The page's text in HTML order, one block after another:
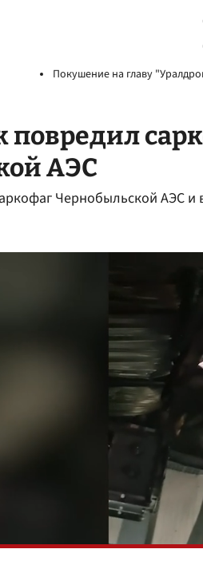
Покушение на главу
повредил
АЭС
Чернобыльской АЭС и